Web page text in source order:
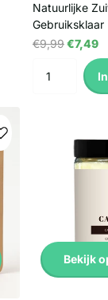
Natuurlijke
Gebruiksklaar
€9,99€7,49
Bekijk